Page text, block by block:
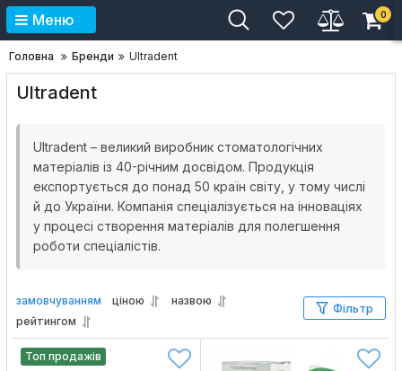
Меню 0
Головна Бренди Ultradent
Ultradent
Ultradent – ​​великий виробник стоматологічних
матеріалів із 40-річним досвідом. Продукція
експортується до понад 50 країн світу, у тому числі
й до України. Компанія спеціалізується на інноваціях
у процесі створення матеріалів для полегшення
роботи спеціалістів.
замовчуванням ціною
назвою
рейтингом
Фільтр
Топ продажів